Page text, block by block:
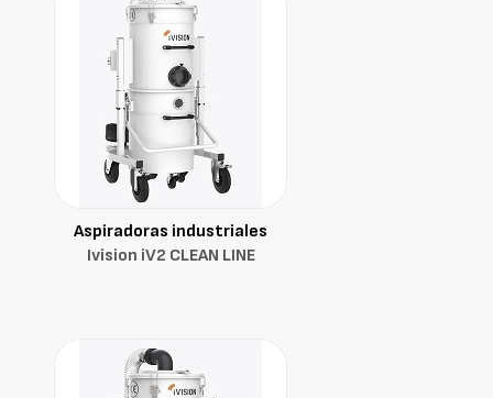
Aspiradoras industriales
Ivision iV2 CLEAN LINE